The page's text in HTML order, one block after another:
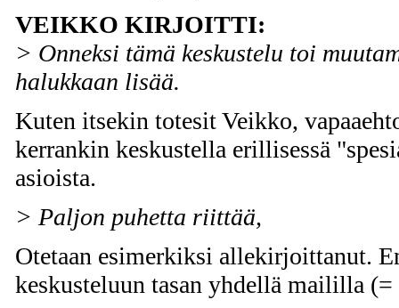
VEIKKO KIRJOITTI:
> Onneksi tämä keskustelu toi
halukkaan lisää.
Kuten itsekin totesit Veikko,
kerrankin keskustella erillisessä
asioista.
> Paljon puhetta riittää,
Otetaan esimerkiksi allekirjoittanut.
keskusteluun tasan yhdellä maililla (=